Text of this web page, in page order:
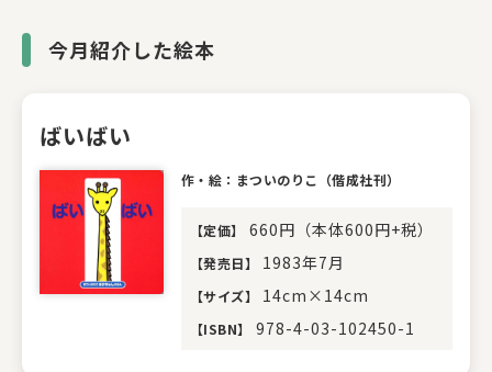
今月紹介した絵本
ばいばい
作・絵：まついのりこ（偕成社刊）
【定価】 660円（本体600円+税）
【発売日】 1983年7月
【サイズ】 14cm×14cm
【ISBN】 978-4-03-102450-1